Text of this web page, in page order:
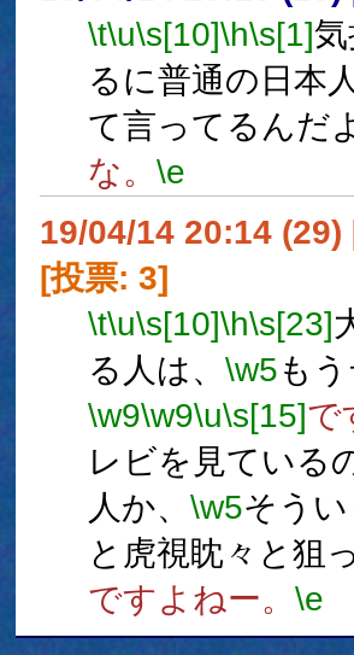
\t\u\s[10]\h\s[1]
るに普通の日本
て言ってるんだ
な。 \e
19/04/14 20:14 (29)
[投票: 3]
\t\u\s[10]\h\s[23]
る人は、 \w5も
\w9\w9\u\s[15]で
レビを見ている
人か、 \w5そう
と虎視眈々と狙
ですよねー。 \e